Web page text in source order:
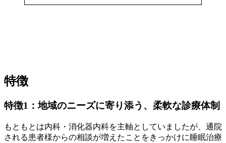
特徴
特徴1：地域のニーズに寄り添う、柔軟な診療体制
もともとは内科・消化器内科を主軸としていましたが、通院
される患者様からの相談が増えたことをきっかけに睡眠治療